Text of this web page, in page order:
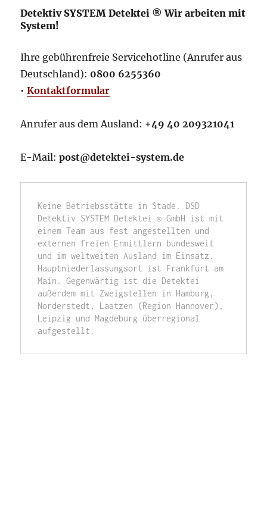
Detektiv SYSTEM Detektei ® Wir arbeiten mit
System!
Ihre gebührenfreie Servicehotline (Anrufer aus
Deutschland): 0800 6255360
•Kontaktformular
Anrufer aus dem Ausland: +49 40 209321041
E-Mail:post@detektei-system.de
Keine Betriebsstätte in Stade. DSD
Detektiv SYSTEM Detektei ® GmbH ist mit
einem Team aus fest angestellten und
externen freien Ermittlern bundesweit
und im weltweiten Ausland im Einsatz.
Hauptniederlassungsort ist Frankfurt am
Main. Gegenwärtig ist die Detektei
außerdem mit Zweigstellen in Hamburg,
Norderstedt, Laatzen (Region Hannover),
Leipzig und Magdeburg überregional
aufgestellt.